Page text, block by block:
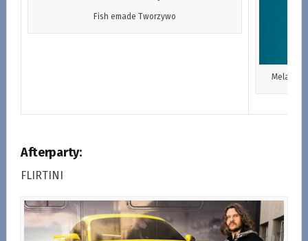
Fish emade Tworzywo
Mela
Afterparty:
FLIRTINI